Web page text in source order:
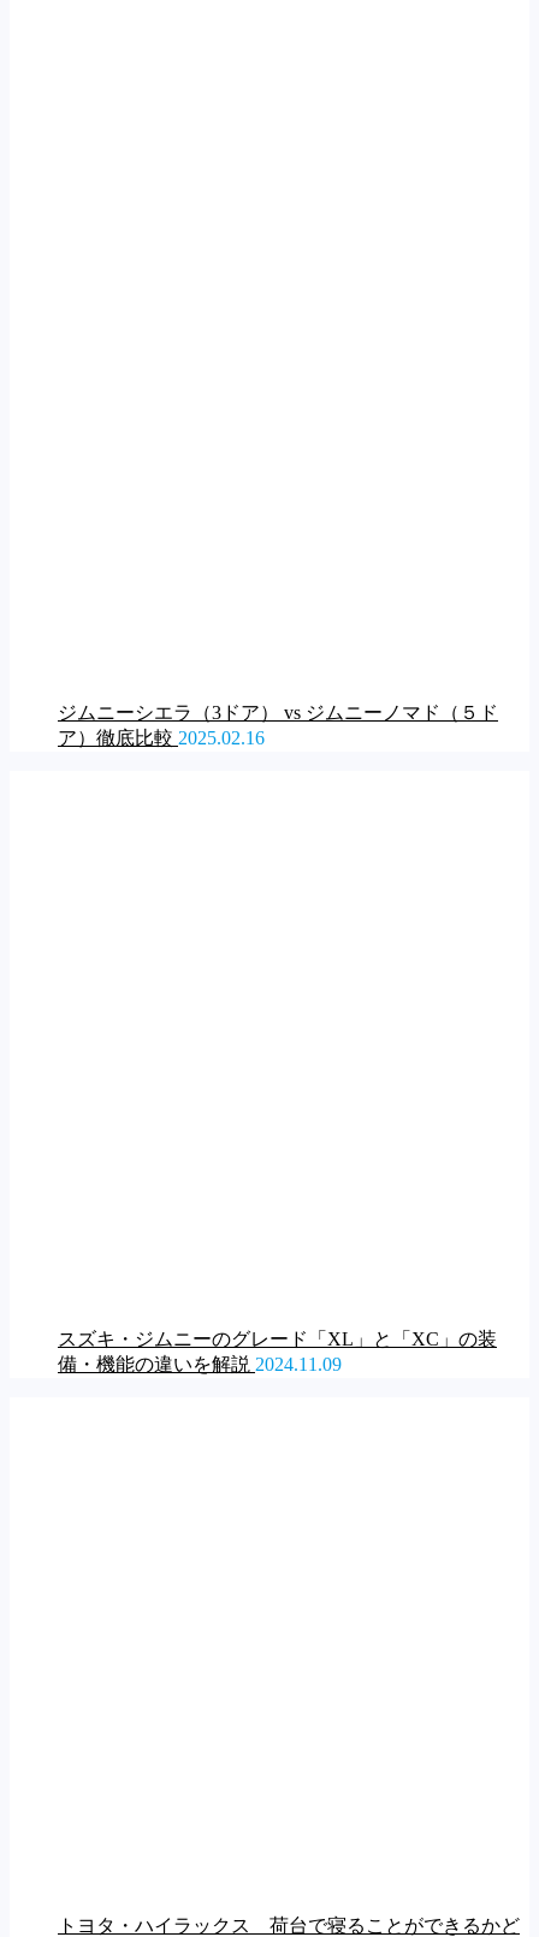
ジムニーシエラ（3ドア） vs ジムニーノマド（５ド
ア）徹底比較 2025.02.16
スズキ・ジムニーのグレード「XL」と「XC」の装
備・機能の違いを解説 2024.11.09
トヨタ・ハイラックス 荷台で寝ることができるかど